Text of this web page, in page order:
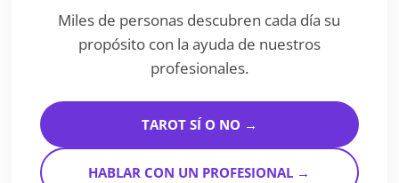
Miles de personas descubren cada día su
propósito con la ayuda de nuestros
profesionales.
TAROT SÍ O NO →
HABLAR CON UN PROFESIONAL →